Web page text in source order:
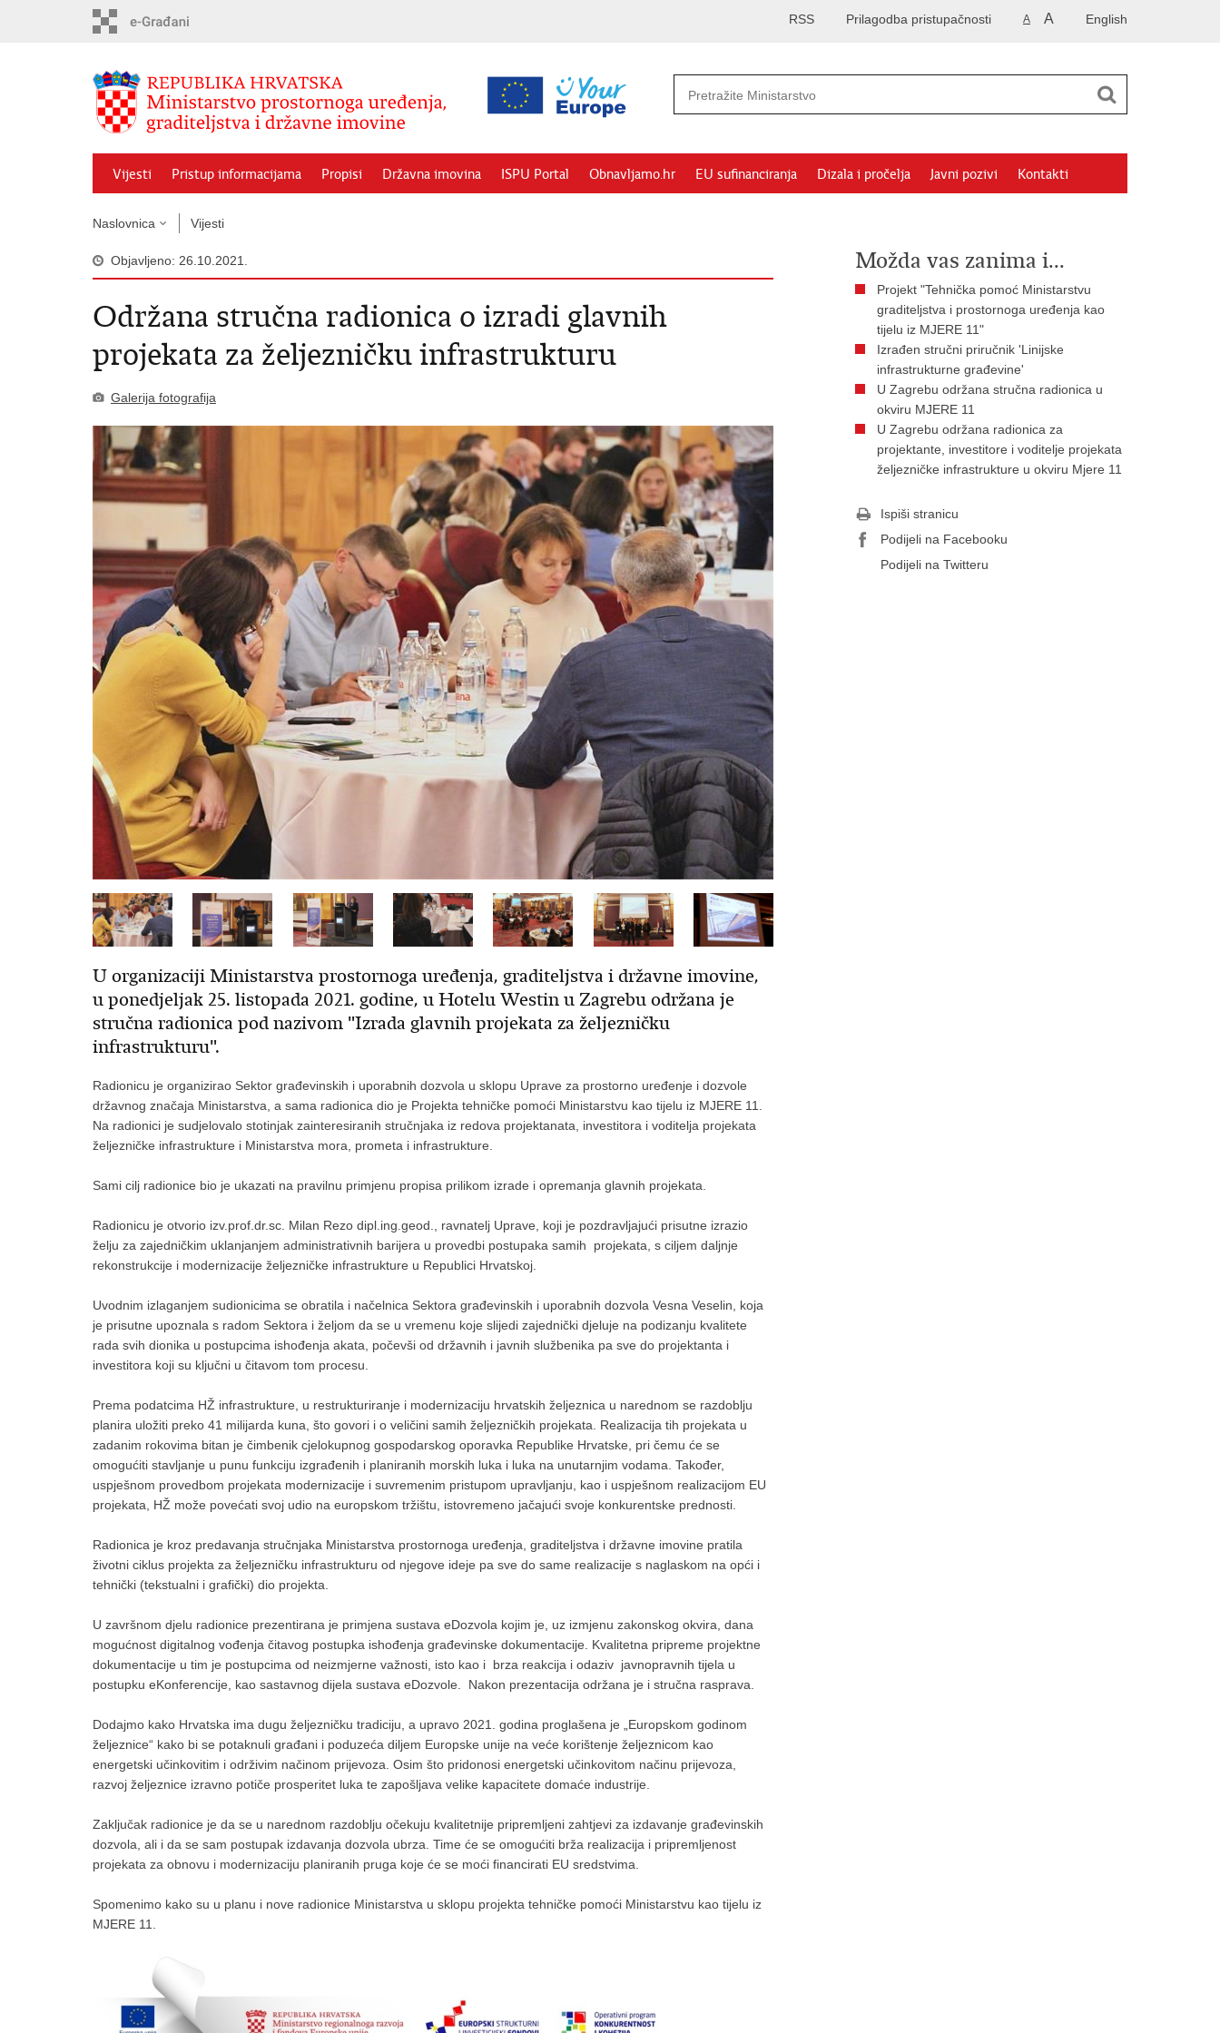
English
A A
Prilagodba pristupačnosti
RSS
Vijesti Pristup informacijama Propisi Državna imovina ISPU Portal Obnavljamo.hr EU sufinanciranja Dizala i pročelja Javni pozivi Kontakti
Naslovnica Vijesti
Objavljeno: 26.10.2021.
Održana stručna radionica o izradi glavnih
projekata za željezničku infrastrukturu
Galerija fotografija
U organizaciji Ministarstva prostornoga uređenja, graditeljstva i državne imovine,
u ponedjeljak 25. listopada 2021. godine, u Hotelu Westin u Zagrebu održana je
stručna radionica pod nazivom "Izrada glavnih projekata za željezničku
infrastrukturu".
Radionicu je organizirao Sektor građevinskih i uporabnih dozvola u sklopu Uprave za prostorno uređenje i dozvole
državnog značaja Ministarstva, a sama radionica dio je Projekta tehničke pomoći Ministarstvu kao tijelu iz MJERE 11.
Na radionici je sudjelovalo stotinjak zainteresiranih stručnjaka iz redova projektanata, investitora i voditelja projekata
željezničke infrastrukture i Ministarstva mora, prometa i infrastrukture.
Sami cilj radionice bio je ukazati na pravilnu primjenu propisa prilikom izrade i opremanja glavnih projekata.
Radionicu je otvorio izv.prof.dr.sc. Milan Rezo dipl.ing.geod., ravnatelj Uprave, koji je pozdravljajući prisutne izrazio
želju za zajedničkim uklanjanjem administrativnih barijera u provedbi postupaka samih projekata, s ciljem daljnje
rekonstrukcije i modernizacije željezničke infrastrukture u Republici Hrvatskoj.
Uvodnim izlaganjem sudionicima se obratila i načelnica Sektora građevinskih i uporabnih dozvola Vesna Veselin, koja
je prisutne upoznala s radom Sektora i željom da se u vremenu koje slijedi zajednički djeluje na podizanju kvalitete
rada svih dionika u postupcima ishođenja akata, počevši od državnih i javnih službenika pa sve do projektanta i
investitora koji su ključni u čitavom tom procesu.
Prema podatcima HŽ infrastrukture, u restrukturiranje i modernizaciju hrvatskih željeznica u narednom se razdoblju
planira uložiti preko 41 milijarda kuna, što govori i o veličini samih željezničkih projekata. Realizacija tih projekata u
zadanim rokovima bitan je čimbenik cjelokupnog gospodarskog oporavka Republike Hrvatske, pri čemu će se
omogućiti stavljanje u punu funkciju izgrađenih i planiranih morskih luka i luka na unutarnjim vodama. Također,
uspješnom provedbom projekata modernizacije i suvremenim pristupom upravljanju, kao i uspješnom realizacijom EU
projekata, HŽ može povećati svoj udio na europskom tržištu, istovremeno jačajući svoje konkurentske prednosti.
Radionica je kroz predavanja stručnjaka Ministarstva prostornoga uređenja, graditeljstva i državne imovine pratila
životni ciklus projekta za željezničku infrastrukturu od njegove ideje pa sve do same realizacije s naglaskom na opći i
tehnički (tekstualni i grafički) dio projekta.
U završnom djelu radionice prezentirana je primjena sustava eDozvola kojim je, uz izmjenu zakonskog okvira, dana
mogućnost digitalnog vođenja čitavog postupka ishođenja građevinske dokumentacije. Kvalitetna pripreme projektne
dokumentacije u tim je postupcima od neizmjerne važnosti, isto kao i brza reakcija i odaziv javnopravnih tijela u
postupku eKonferencije, kao sastavnog dijela sustava eDozvole. Nakon prezentacija održana je i stručna rasprava.
Dodajmo kako Hrvatska ima dugu željezničku tradiciju, a upravo 2021. godina proglašena je „Europskom godinom
željeznice“ kako bi se potaknuli građani i poduzeća diljem Europske unije na veće korištenje željeznicom kao
energetski učinkovitim i održivim načinom prijevoza. Osim što pridonosi energetski učinkovitom načinu prijevoza,
razvoj željeznice izravno potiče prosperitet luka te zapošljava velike kapacitete domaće industrije.
Zaključak radionice je da se u narednom razdoblju očekuju kvalitetnije pripremljeni zahtjevi za izdavanje građevinskih
dozvola, ali i da se sam postupak izdavanja dozvola ubrza. Time će se omogućiti brža realizacija i pripremljenost
projekata za obnovu i modernizaciju planiranih pruga koje će se moći financirati EU sredstvima.
Spomenimo kako su u planu i nove radionice Ministarstva u sklopu projekta tehničke pomoći Ministarstvu kao tijelu iz
MJERE 11.
Možda vas zanima i...
Projekt "Tehnička pomoć Ministarstvu
graditeljstva i prostornoga uređenja kao
tijelu iz MJERE 11"
Izrađen stručni priručnik 'Linijske
infrastrukturne građevine'
U Zagrebu održana stručna radionica u
okviru MJERE 11
U Zagrebu održana radionica za
projektante, investitore i voditelje projekata
željezničke infrastrukture u okviru Mjere 11
Ispiši stranicu
Podijeli na Facebooku
Podijeli na Twitteru